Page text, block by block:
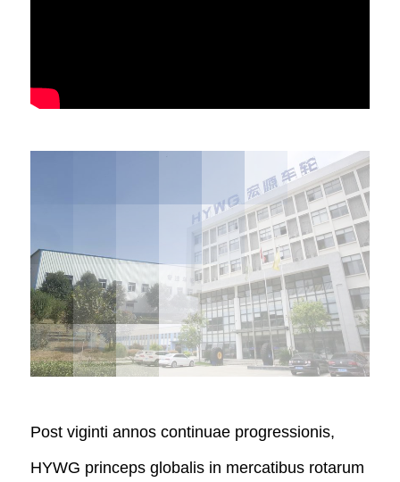
Post viginti annos continuae progressionis,
HYWG princeps globalis in mercatibus rotarum